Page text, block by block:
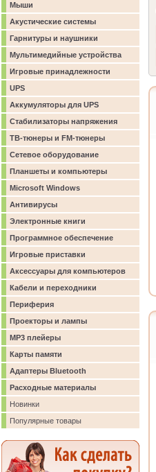
Мыши
Акустические системы
Гарнитуры и наушники
Мультимедийные устройства
Игровые принадлежности
UPS
Аккумуляторы для UPS
Стабилизаторы напряжения
ТВ-тюнеры и FM-тюнеры
Сетевое оборудование
Планшеты и компьютеры
Microsoft Windows
Антивирусы
Электронные книги
Программное обеспечение
Игровые приставки
Аксессуары для компьютеров
Кабели и переходники
Периферия
Проекторы и лампы
MP3 плейеры
Карты памяти
Адаптеры Bluetooth
Расходные материалы
Новинки
Популярные товары